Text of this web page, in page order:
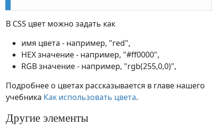
В CSS цвет можно задать как
имя цвета - например, "red",
HEX значение - например, "#ff0000",
RGB значение - например, "rgb(255,0,0)",
Подробнее о цветах рассказывается в главе нашего
учебника Как использовать цвета.
Другие элементы